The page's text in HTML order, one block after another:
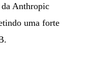
da Anthropic
uma forte